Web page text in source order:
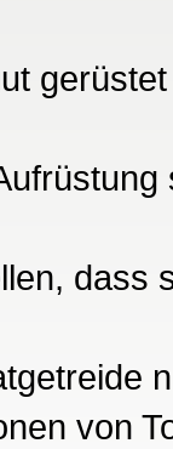
dass
von